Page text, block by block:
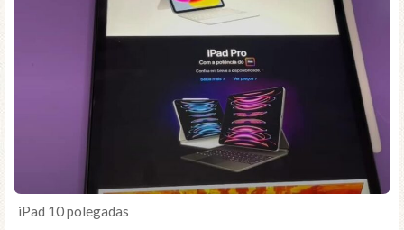
iPad 10 polegadas